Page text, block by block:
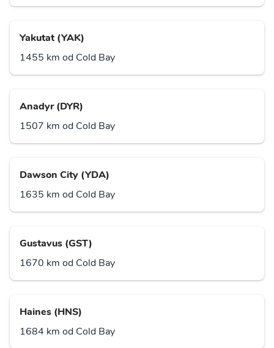
Yakutat (YAK)
1455 km od Cold Bay
Anadyr (DYR)
1507 km od Cold Bay
Dawson City (YDA)
1635 km od Cold Bay
Gustavus (GST)
1670 km od Cold Bay
Haines (HNS)
1684 km od Cold Bay